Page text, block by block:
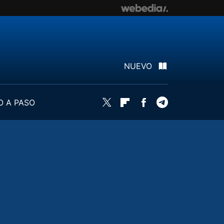
NUEVO
A PASO
Twitter FlipboardFacebook